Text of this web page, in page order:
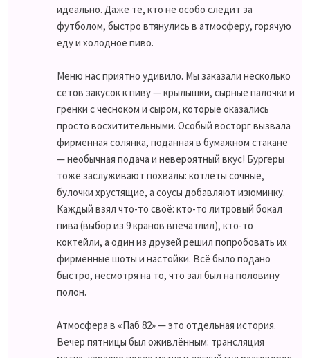
идеально. Даже те, кто не особо следит за
футболом, быстро втянулись в атмосферу, горячую
еду и холодное пиво.
Меню нас приятно удивило. Мы заказали несколько
сетов закусок к пиву — крылышки, сырные палочки и
гренки с чесноком и сыром, которые оказались
просто восхитительными. Особый восторг вызвала
фирменная солянка, поданная в бумажном стакане
— необычная подача и невероятный вкус! Бургеры
тоже заслуживают похвалы: котлеты сочные,
булочки хрустящие, а соусы добавляют изюминку.
Каждый взял что-то своё: кто-то литровый бокал
пива (выбор из 9 кранов впечатлил), кто-то
коктейли, а один из друзей решил попробовать их
фирменные шоты и настойки. Всё было подано
быстро, несмотря на то, что зал был на половину
полон.
Атмосфера в «Паб 82» — это отдельная история.
Вечер пятницы был оживлённым: трансляция